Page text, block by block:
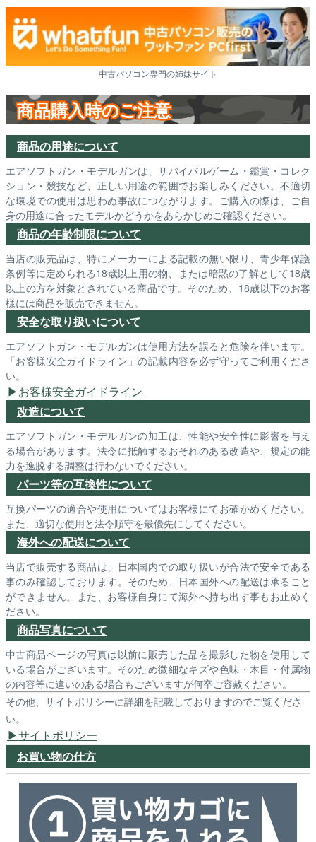
中古パソコン専門の姉妹サイト
商品購入時のご注意
商品の用途について
エアソフトガン・モデルガンは、サバイバルゲーム・鑑賞・コレク
ション・競技など、正しい用途の範囲でお楽しみください。不適切
な環境での使用は思わぬ事故につながります。ご購入の際は、ご自
身の用途に合ったモデルかどうかをあらかじめご確認ください。
商品の年齢制限について
当店の販売品は、特にメーカーによる記載の無い限り、青少年保護
条例等に定められる18歳以上用の物、または暗黙の了解として18歳
以上の方を対象とされている商品です。そのため、18歳以下のお客
様には商品を販売できません。
安全な取り扱いについて
エアソフトガン・モデルガンは使用方法を誤ると危険を伴います。
「お客様安全ガイドライン」の記載内容を必ず守ってご利用くださ
い。
お客様安全ガイドライン
改造について
エアソフトガン・モデルガンの加工は、性能や安全性に影響を与え
る場合があります。法令に抵触するおそれのある改造や、規定の能
力を逸脱する調整は行わないでください。
パーツ等の互換性について
互換パーツの適合や使用についてはお客様にてお確かめください。
また、適切な使用と法令順守を最優先にしてください。
海外への配送について
当店で販売する商品は、日本国内での取り扱いが合法で安全である
事のみ確認しております。そのため、日本国外への配送は承ること
ができません。また、お客様自身にて海外へ持ち出す事もお止めく
ださい。
商品写真について
中古商品ページの写真は以前に販売した品を撮影した物を使用して
いる場合がございます。そのため微細なキズや色味・木目・付属物
の内容等に違いのある場合もございますが何卒ご容赦ください。
その他、サイトポリシーに詳細を記載しておりますのでご覧くださ
い。
サイトポリシー
お買い物の仕方